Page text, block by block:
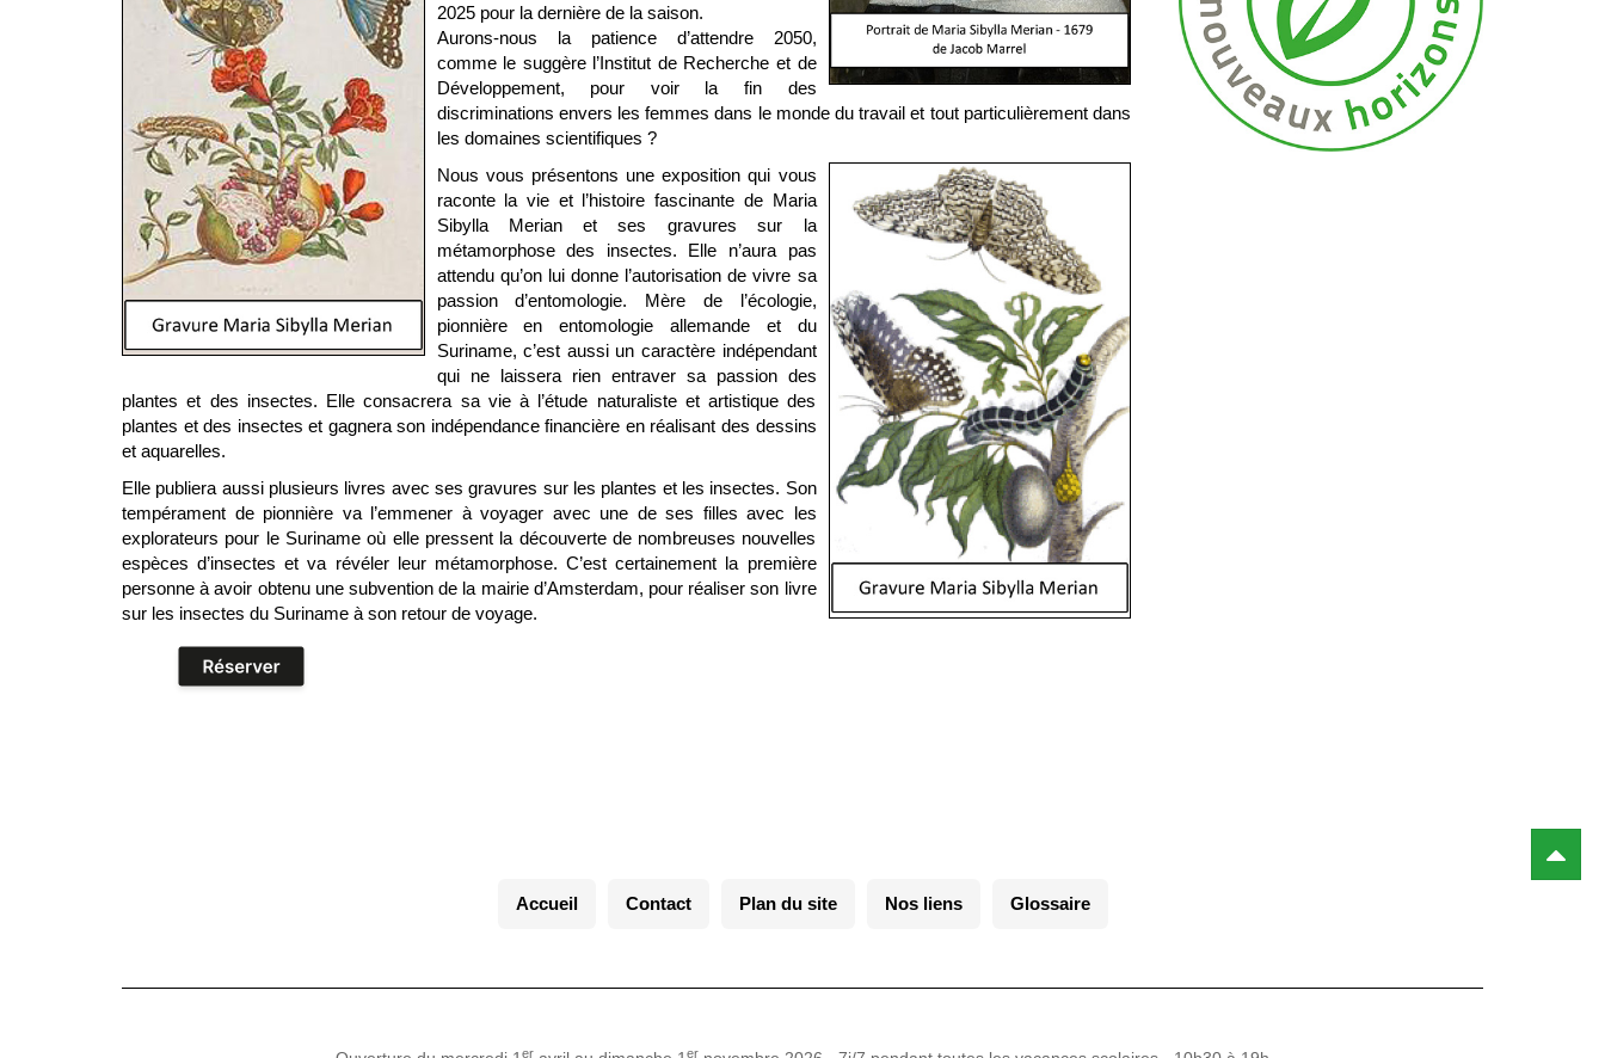
2025 pour la dernière de la saison.
Aurons-nous la patience d’attendre 2050,
comme le suggère l’Institut de Recherche et de
Développement, pour voir la fin des
discriminations envers les femmes dans le monde du travail et tout particulièrement dans
les domaines scientifiques ?
Nous vous présentons une exposition qui vous
raconte la vie et l’histoire fascinante de Maria
Sibylla Merian et ses gravures sur la
métamorphose des insectes. Elle n’aura pas
attendu qu’on lui donne l’autorisation de vivre sa
passion d’entomologie. Mère de l’écologie,
pionnière en entomologie allemande et du
Suriname, c’est aussi un caractère indépendant
qui ne laissera rien entraver sa passion des
plantes et des insectes. Elle consacrera sa vie à l’étude naturaliste et artistique des
plantes et des insectes et gagnera son indépendance financière en réalisant des dessins
et aquarelles.
Elle publiera aussi plusieurs livres avec ses gravures sur les plantes et les insectes. Son
tempérament de pionnière va l’emmener à voyager avec une de ses filles avec les
explorateurs pour le Suriname où elle pressent la découverte de nombreuses nouvelles
espèces d’insectes et va révéler leur métamorphose. C’est certainement la première
personne à avoir obtenu une subvention de la mairie d’Amsterdam, pour réaliser son livre
sur les insectes du Suriname à son retour de voyage.
Accueil Contact Plan du site Nos liens Glossaire
er er